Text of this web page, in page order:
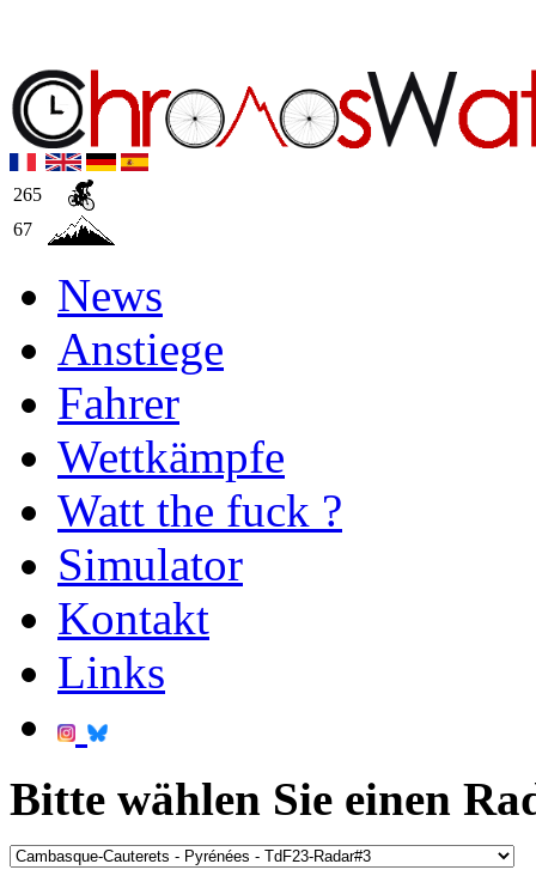
265
67
News
Anstiege
Fahrer
Wettkämpfe
Watt the fuck ?
Simulator
Kontakt
Links
Bitte wählen Sie einen